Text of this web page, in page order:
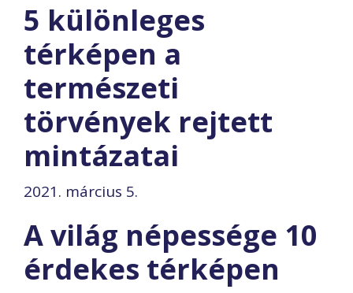
5 különleges
térképen a
természeti
törvények rejtett
mintázatai
2021. március 5.
A világ népessége 10
érdekes térképen